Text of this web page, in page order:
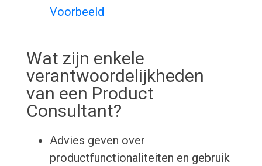
Voorbeeld
Wat zijn enkele
verantwoordelijkheden
van een Product
Consultant?
Advies geven over
productfunctionaliteiten en gebruik